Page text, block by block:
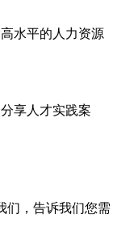
水平的人力资源
享人才实践案
们，告诉我们您需